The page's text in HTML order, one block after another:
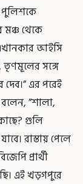
পুলিশকে
মঞ্চ থেকে
আইসি
তৃণমূলের সঙ্গে
এর পরেই
”শালা,
গুলি
রাস্তায় পেলে
প্রার্থী
এই খড়গপুরে